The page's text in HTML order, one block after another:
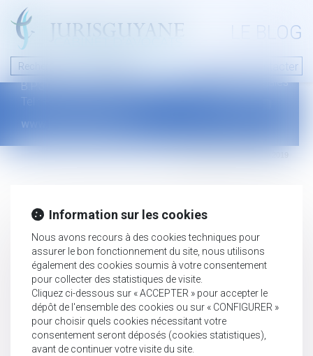
LE BLOG
Nous contacter
46 avenue de la liberté
B.P.315 - 97327 Cayenne Cedex
Tel : +594 594 29 45 35
www.jurisguyane.com
Mentions légales
Information sur les cookies
Nous avons recours à des cookies techniques pour
assurer le bon fonctionnement du site, nous utilisons
également des cookies soumis à votre consentement
pour collecter des statistiques de visite.
Cliquez ci-dessous sur « ACCEPTER » pour accepter le
dépôt de l'ensemble des cookies ou sur « CONFIGURER »
pour choisir quels cookies nécessitant votre
consentement seront déposés (cookies statistiques),
avant de continuer votre visite du site.